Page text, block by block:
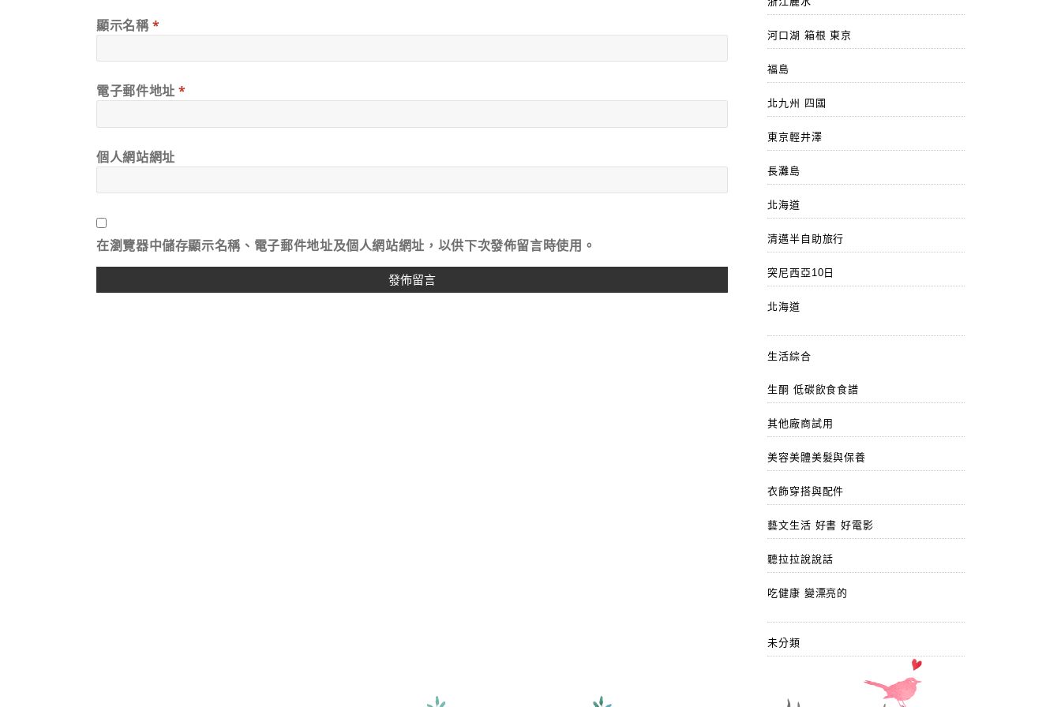
顯示名稱*
電子郵件地址*
個人網站網址
在瀏覽器中儲存顯示名稱、電子郵件地址及個人網站網址，以供下次發佈留言時使用。
河口湖 箱根 東京
福島
北九州 四國
東京輕井澤
長灘島
北海道
清邁半自助旅行
突尼西亞10日
北海道
生活綜合
生酮 低碳飲食食譜
其他廠商試用
美容美體美髮與保養
衣飾穿搭與配件
藝文生活 好書 好電影
聽拉拉說說話
吃健康 變漂亮的
未分類